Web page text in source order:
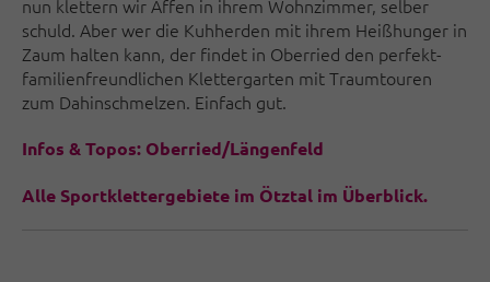
nun klettern wir Affen in ihrem Wohnzimmer, selber
schuld. Aber wer die Kuhherden mit ihrem Heißhunger in
Zaum halten kann, der findet in Oberried den perfekt-
familienfreundlichen Klettergarten mit Traumtouren
zum Dahinschmelzen. Einfach gut.
Infos & Topos: Oberried/Längenfeld
Alle Sportklettergebiete im Ötztal im Überblick.